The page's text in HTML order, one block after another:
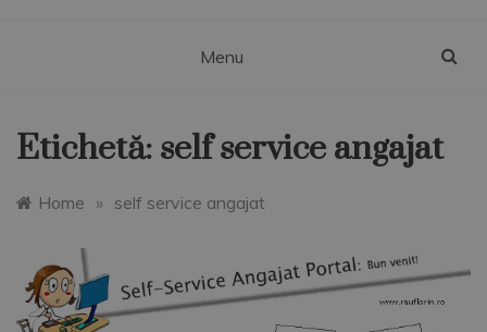
Menu
Etichetă: self service angajat
Home » self service angajat